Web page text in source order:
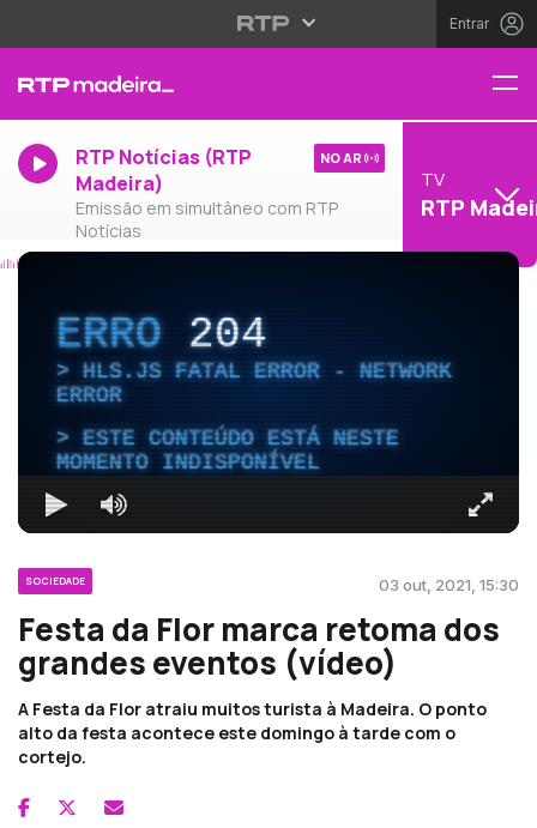
Entrar
RTP Notícias (RTP
Madeira)
Emissão em simultâneo com RTP
Notícias
NO AR
TV
RTP
ERRO204
HLS.JS FATAL ERROR - NETWORK
ERROR
ESTE CONTEÚDO ESTÁ NESTE
MOMENTO INDISPONÍVEL
SOCIEDADE 03 out, 2021, 15:30
Festa da Flor marca retoma dos
grandes eventos (vídeo)
A Festa da Flor atraiu muitos turista à Madeira. O ponto
alto da festa acontece este domingo à tarde com o
cortejo.